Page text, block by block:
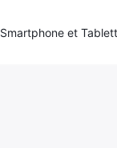
Smartphone et